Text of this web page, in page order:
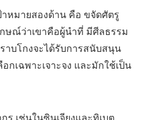
หมายสองด้าน คือ ขจัดศัตรู
ษณ์ว่าเขาคือผู้นำที่ มีศีลธรรม
บโกงจะได้รับการสนับสนุน
เฉพาะเจาะจง และมักใช้เป็น